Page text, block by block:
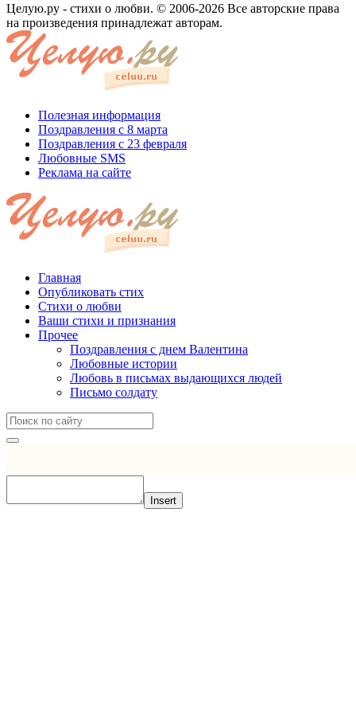
Целую.ру - стихи о любви. © 2006-2026 Все авторские права
на произведения принадлежат авторам.
Полезная информация
Поздравления с 8 марта
Поздравления с 23 февраля
Любовные SMS
Реклама на сайте
Главная
Опубликовать стих
Стихи о любви
Ваши стихи и признания
Прочее
Поздравления с днем Валентина
Любовные истории
Любовь в письмах выдающихся людей
Письмо солдату
Insert